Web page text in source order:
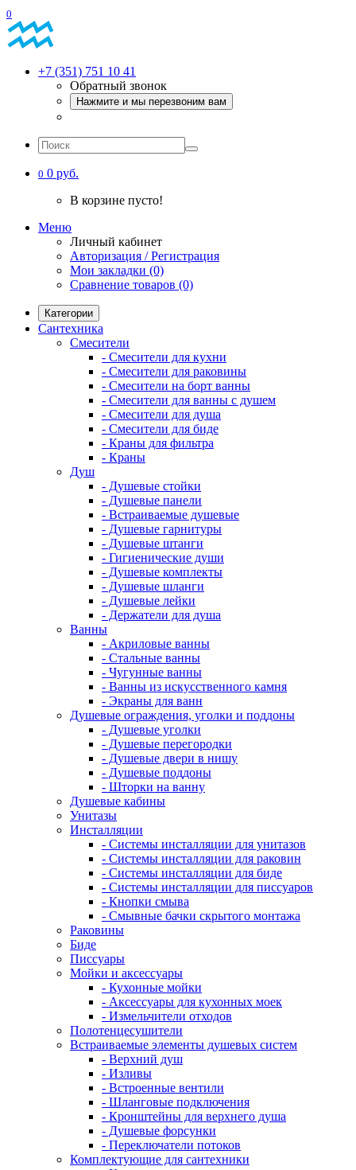
0
+7 (351) 751 10 41
Обратный звонок
Нажмите и мы перезвоним вам
0 0 руб.
В корзине пусто!
Меню
Личный кабинет
Авторизация / Регистрация
Мои закладки (0)
Сравнение товаров (0)
Категории
Сантехника
Смесители
- Смесители для кухни
- Смесители для раковины
- Смесители на борт ванны
- Смесители для ванны с душем
- Смесители для душа
- Смесители для биде
- Краны для фильтра
- Краны
Душ
- Душевые стойки
- Душевые панели
- Встраиваемые душевые
- Душевые гарнитуры
- Душевые штанги
- Гигиенические души
- Душевые комплекты
- Душевые шланги
- Душевые лейки
- Держатели для душа
Ванны
- Акриловые ванны
- Стальные ванны
- Чугунные ванны
- Ванны из искусственного камня
- Экраны для ванн
Душевые ограждения, уголки и поддоны
- Душевые уголки
- Душевые перегородки
- Душевые двери в нишу
- Душевые поддоны
- Шторки на ванну
Душевые кабины
Унитазы
Инсталляции
- Системы инсталляции для унитазов
- Системы инсталляции для раковин
- Системы инсталляции для биде
- Системы инсталляции для писсуаров
- Кнопки смыва
- Смывные бачки скрытого монтажа
Раковины
Биде
Писсуары
Мойки и аксессуары
- Кухонные мойки
- Аксессуары для кухонных моек
- Измельчители отходов
Полотенцесушители
Встраиваемые элементы душевых систем
- Верхний душ
- Изливы
- Встроенные вентили
- Шланговые подключения
- Кронштейны для верхнего душа
- Душевые форсунки
- Переключатели потоков
Комплектующие для сантехники